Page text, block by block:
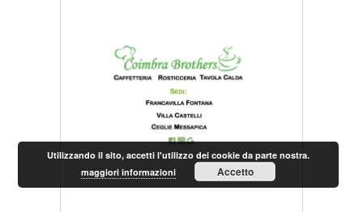
Utilizzando il sito, accetti l'utilizzo dei cookie da parte nostra.
maggiori informazioni
Accetto